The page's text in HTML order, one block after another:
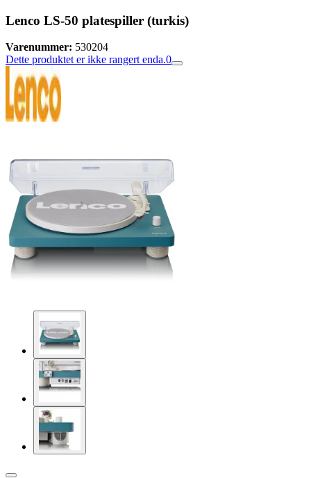
Lenco LS-50 platespiller (turkis)
Varenummer: 530204
Dette produktet er ikke rangert enda.0